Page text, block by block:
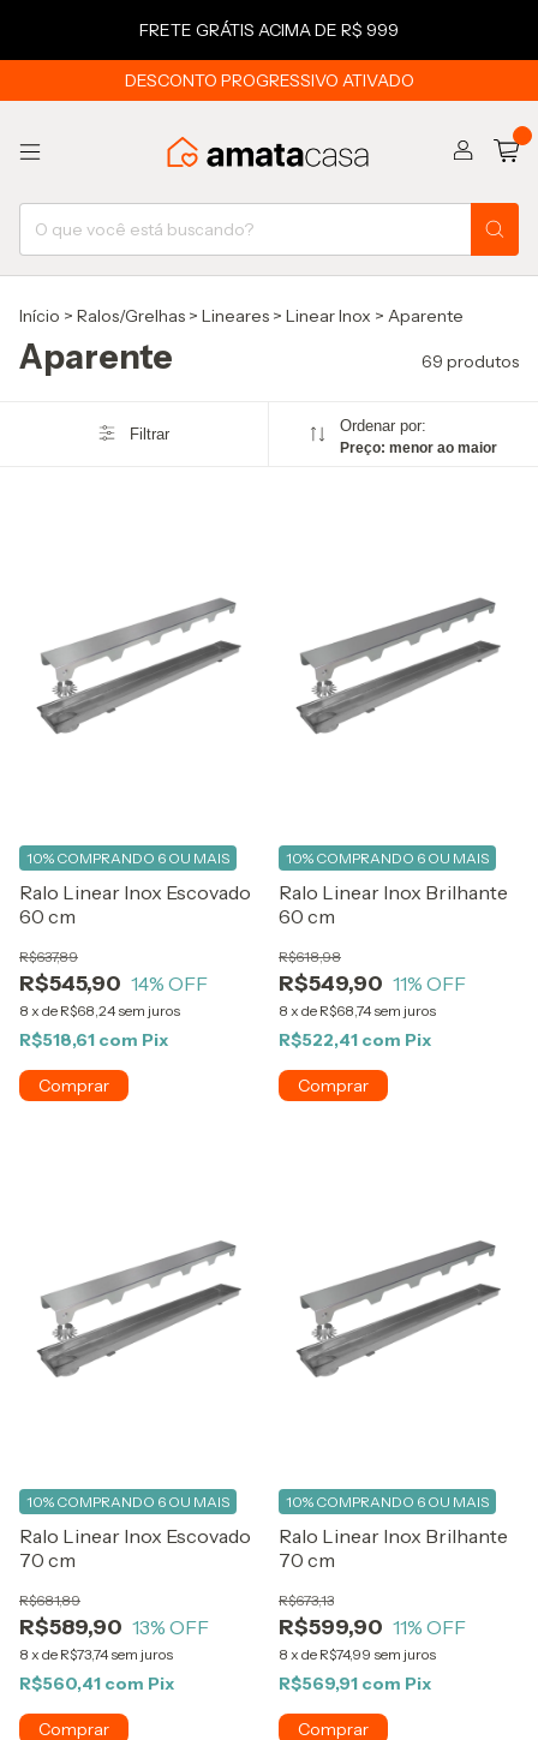
FRETE GRÁTIS ACIMA DE R$ 999
DESCONTO PROGRESSIVO ATIVADO
Início > Ralos/Grelhas > Lineares > Linear Inox > Aparente
Aparente 69 produtos
Filtrar Ordenar por:
Preço: menor ao maior
Ralo Linear Inox Escovado
60 cm
R$545,90
R$637,89
14% OFF
8 x de R$68,24 sem juros
10% COMPRANDO 6 OU MAIS
R$518,61 com Pix
Ralo Linear Inox Brilhante
60 cm
R$549,90
R$618,98
11% OFF
8 x de R$68,74 sem juros
10% COMPRANDO 6 OU MAIS
R$522,41 com Pix
Ralo Linear Inox Escovado
70 cm
R$589,90
R$681,89
13% OFF
8 x de R$73,74 sem juros
10% COMPRANDO 6 OU MAIS
R$560,41 com Pix
Ralo Linear Inox Brilhante
70 cm
R$599,90
R$673,13
11% OFF
8 x de R$74,99 sem juros
10% COMPRANDO 6 OU MAIS
R$569,91 com Pix